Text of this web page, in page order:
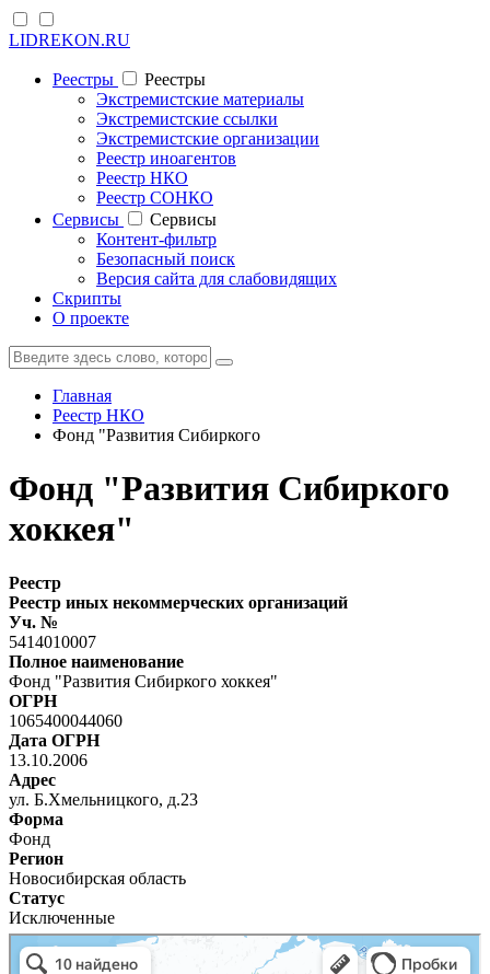
LIDREKON.RU
Реестры
Реестры
Экстремистские материалы
Экстремистские ссылки
Экстремистские организации
Реестр иноагентов
Реестр НКО
Реестр СОНКО
Cервисы
Cервисы
Контент-фильтр
Безопасный поиск
Версия сайта для слабовидящих
Скрипты
О проекте
Главная
Реестр НКО
Фонд "Развития Сибиркого
Фонд "Развития Сибиркого
хоккея"
Реестр
Реестр иных некоммерческих организаций
Уч. №
5414010007
Полное наименование
Фонд "Развития Сибиркого хоккея"
ОГРН
1065400044060
Дата ОГРН
13.10.2006
Адрес
ул. Б.Хмельницкого, д.23
Форма
Фонд
Регион
Новосибирская область
Статус
Исключенные